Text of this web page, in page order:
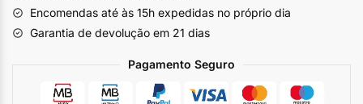
Encomendas até às 15h expedidas no próprio dia
Garantia de devolução em 21 dias
Pagamento Seguro